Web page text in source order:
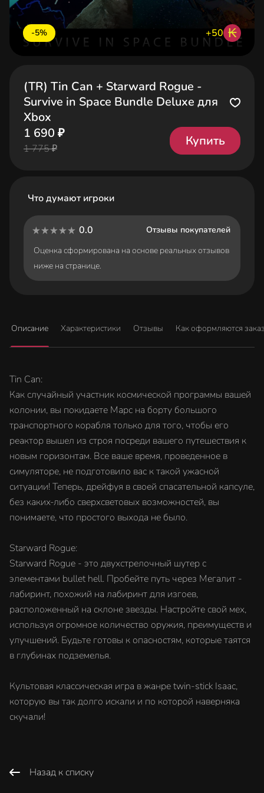
-5% +50 ₭
(TR) Tin Can + Starward Rogue -
Survive in Space Bundle Deluxe для
Xbox
1 690 ₽
1 775 ₽
Купить
Что думают игроки
0.0
Отзывы покупателей
Оценка сформирована на основе реальных отзывов
ниже на странице.
Описание Характеристики Отзывы Как оформляются
Tin Can:
Как случайный участник космической программы вашей
колонии, вы покидаете Марс на борту большого
транспортного корабля только для того, чтобы его
реактор вышел из строя посреди вашего путешествия к
новым горизонтам. Все ваше время, проведенное в
симуляторе, не подготовило вас к такой ужасной
ситуации! Теперь, дрейфуя в своей спасательной капсуле,
без каких-либо сверхсветовых возможностей, вы
понимаете, что простого выхода не было.
Starward Rogue:
Starward Rogue - это двухстрелочный шутер с
элементами bullet hell. Пробейте путь через Мегалит -
лабиринт, похожий на лабиринт для изгоев,
расположенный на склоне звезды. Настройте свой мех,
используя огромное количество оружия, преимуществ и
улучшений. Будьте готовы к опасностям, которые таятся
в глубинах подземелья.
Культовая классическая игра в жанре twin-stick Isaac,
которую вы так долго искали и по которой наверняка
скучали!
Назад к списку